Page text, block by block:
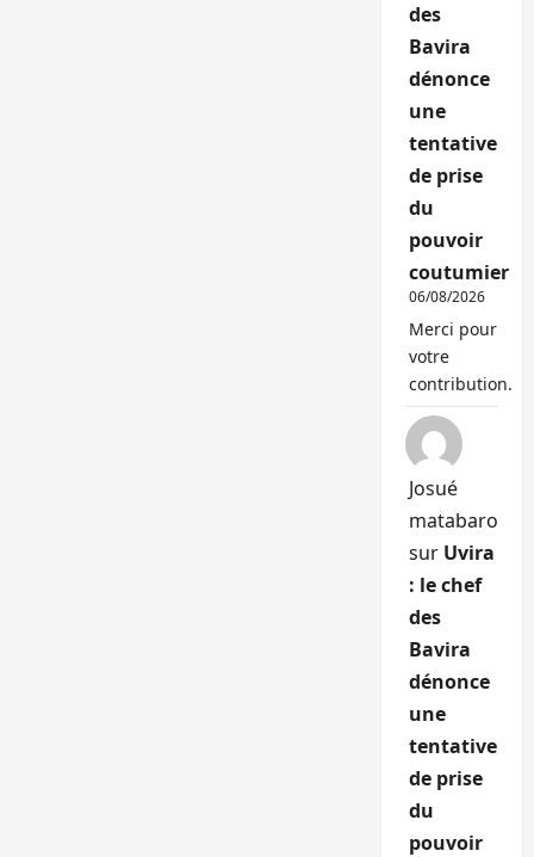
des
Bavira
dénonce
une
tentative
de prise
du
pouvoir
coutumier
06/08/2026
Merci pour
votre
contribution.
Josué
matabaro
sur Uvira
: le chef
des
Bavira
dénonce
une
tentative
de prise
du
pouvoir